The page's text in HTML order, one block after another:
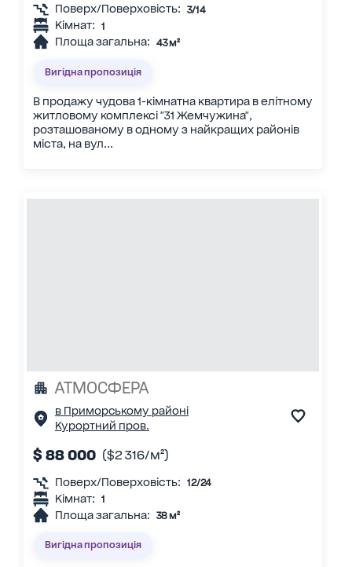
Поверх/Поверховість: 3/14
Кімнат: 1
Площа загальна: 43 м²
Вигідна пропозиція
В продажу чудова 1-кімнатна квартира в елітному
житловому комплексі "31 Жемчужина",
розташованому в одному з найкращих районів
міста, на вул...
АТМОСФЕРА
в Приморському районі
Курортний пров.
$ 88 000 ($2 316/м²)
Поверх/Поверховість: 12/24
Кімнат: 1
Площа загальна: 38 м²
Вигідна пропозиція